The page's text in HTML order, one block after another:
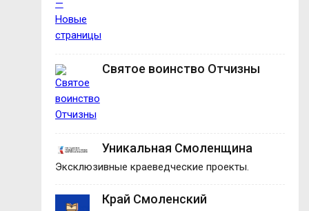
Святое воинство Отчизны
Уникальная Смоленщина
Эксклюзивные краеведческие проекты.
Край Смоленский